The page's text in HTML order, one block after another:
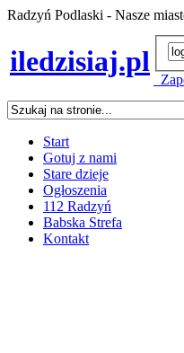
Radzyń Podlaski - Nasze
iledzisiaj.pl
Start
Gotuj z nami
Stare dzieje
Ogłoszenia
112 Radzyń
Babska Strefa
Kontakt